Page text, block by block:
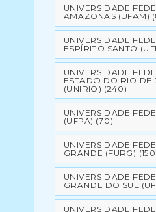
UNIVERSIDADE
AMAZONAS (UFAM)
UNIVERSIDADE
ESPÍRITO SANTO
UNIVERSIDADE
ESTADO DO RIO DE
(UNIRIO) (240)
UNIVERSIDADE
(UFPA) (70)
UNIVERSIDADE
GRANDE (FURG)
UNIVERSIDADE
GRANDE DO SUL
UNIVERSIDADE